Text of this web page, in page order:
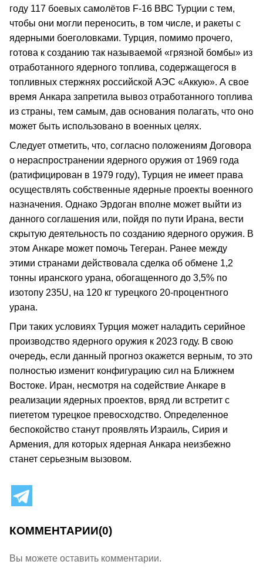
году 117 боевых самолётов F-16 ВВС Турции с тем,
чтобы они могли переносить, в том числе, и ракеты с
ядерными боеголовками. Турция, помимо прочего,
готова к созданию так называемой «грязной бомбы» из
отработанного ядерного топлива, содержащегося в
топливных стержнях российской АЭС «Аккую». А свое
время Анкара запретила вывоз отработанного топлива
из страны, тем самым, дав основания полагать, что оно
может быть использовано в военных целях.
Следует отметить, что, согласно положениям Договора
о нераспространении ядерного оружия от 1969 года
(ратифицирован в 1979 году), Турция не имеет права
осуществлять собственные ядерные проекты военного
назначения. Однако Эрдоган вполне может выйти из
данного соглашения или, пойдя по пути Ирана, вести
скрытую деятельность по созданию ядерного оружия. В
этом Анкаре может помочь Тегеран. Ранее между
этими странами действовала сделка об обмене 1,2
тонны иранского урана, обогащенного до 3,5% по
изотопу 235U, на 120 кг турецкого 20-процентного
урана.
При таких условиях Турция может наладить серийное
производство ядерного оружия к 2023 году. В свою
очередь, если данный прогноз окажется верным, то это
полностью изменит конфигурацию сил на Ближнем
Востоке. Иран, несмотря на содействие Анкаре в
реализации ядерных проектов, вряд ли встретит с
пиететом турецкое превосходство. Определенное
беспокойство станут проявлять Израиль, Сирия и
Армения, для которых ядерная Анкара неизбежно
станет серьезным вызовом.
КОММЕНТАРИИ(0)
Вы можете оставить комментарии.